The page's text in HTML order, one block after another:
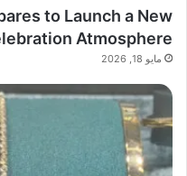
to Launch a New
Atmosphere
مايو 18, 2026